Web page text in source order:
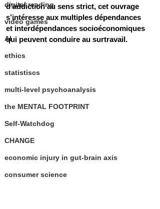
digital reading
video games
AI
ethics
statistiscs
multi-level psychoanalysis
the MENTAL FOOTPRINT
Self-Watchdog
CHANGE
economic injury in gut-brain axis
consumer science
d’addiction au sens strict, cet ouvrage
s’intéresse aux multiples dépendances
et interdépendances socioéconomiques
qui peuvent conduire au surtravail.